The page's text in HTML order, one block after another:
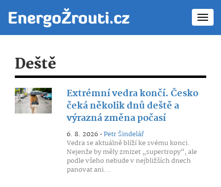
Deště
Extrémní vedra končí. Česko
čeká několik dnů deště a
výrazná změna počasí
6. 8. 2026 •Petr Šindelář
Vedra se aktuálně blíží ke svému konci.
Nejenže by měly zmizet „supertropy“, ale
podle všeho nebude v nejbližších dnech
panovat ani...